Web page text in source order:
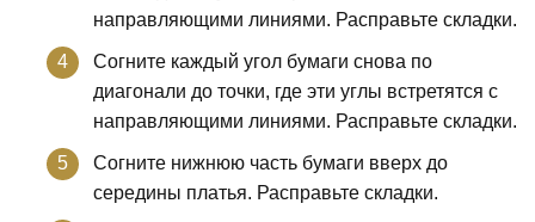
направляющими линиями. Расправьте складки.
Согните каждый угол бумаги снова по
диагонали до точки, где эти углы встретятся с
направляющими линиями. Расправьте складки.
Согните нижнюю часть бумаги вверх до
середины платья. Расправьте складки.